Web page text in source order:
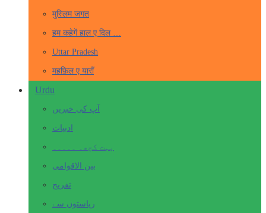
मुस्लिम जगत
हम कहेगें हाल ए दिल …
Uttar Pradesh
महफ़िल ए याराँ
Urdu
آپ کی خبریں
ادبیات
بہت کچھ۔ ۔۔۔۔۔
بین الاقوامی
تفریح
ریاستوں سے